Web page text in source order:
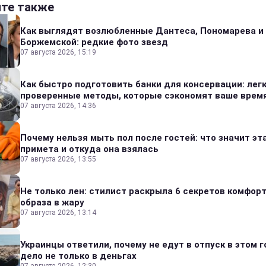
также
Как выглядят возлюбленные Дантеса, Пономарева и
Боржемской: редкие фото звезд
07 августа 2026, 15:19
Как быстро подготовить банки для консервации:
проверенные методы, которые сэкономят ваше
07 августа 2026, 14:36
Почему нельзя мыть пол после гостей: что значит
примета и откуда она взялась
07 августа 2026, 13:55
Не только лен: стилист раскрыла 6 секретов
образа в жару
07 августа 2026, 13:14
Украинцы ответили, почему не едут в отпуск в этом
дело не только в деньгах